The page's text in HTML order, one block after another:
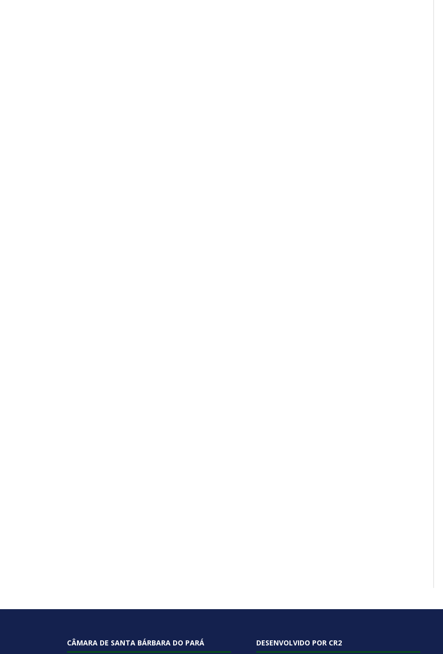
CÂMARA DE SANTA BÁRBARA DO PARÁ DESENVOLVIDO POR CR2